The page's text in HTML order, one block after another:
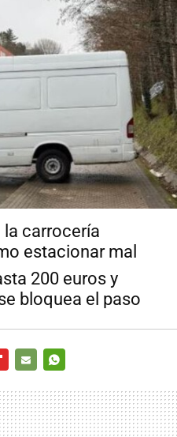
la carrocería
estacionar mal
200 euros y
bloquea el paso
MAIL